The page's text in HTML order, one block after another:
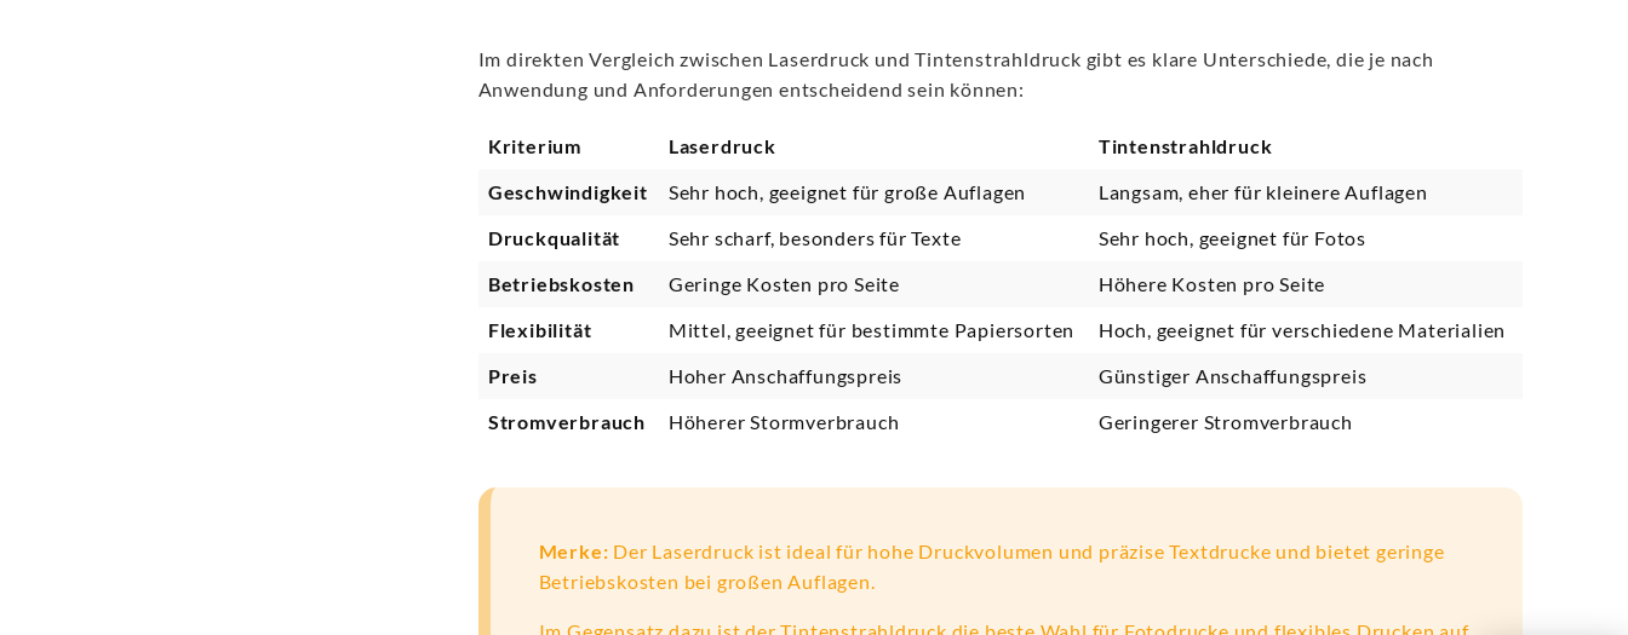
Im direkten Vergleich zwischen Laserdruck und Tintenstrahldruck gibt es klare Unterschiede, die je nach
Anwendung und Anforderungen entscheidend sein können:
Kriterium Laserdruck
Tintenstrahldruck
Geschwindigkeit
Sehr hoch, geeignet für große Auflagen
Langsam, eher für kleinere Auflagen
Druckqualität
Sehr scharf, besonders für Texte
Sehr hoch, geeignet für Fotos
Betriebskosten
Geringe Kosten pro Seite
Höhere Kosten pro Seite
Flexibilität
Mittel, geeignet für bestimmte Papiersorten
Hoch, geeignet für verschiedene Materialien
Preis
Hoher Anschaffungspreis
Günstiger Anschaffungspreis
Stromverbrauch
Höherer Stormverbrauch Geringerer Stromverbrauch
Merke: Der Laserdruck ist ideal für hohe Druckvolumen und präzise Textdrucke und bietet geringe
Betriebskosten bei großen Auflagen.